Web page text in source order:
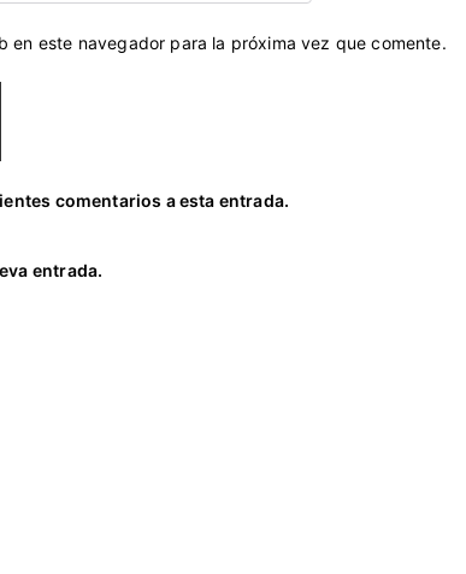
en este navegador para la próxima vez que comente.
comentarios a esta entrada.
entrada.